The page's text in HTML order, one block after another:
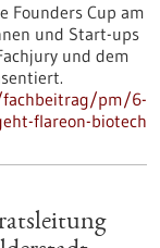
Founders Cup am
und Start-ups
und dem
pm/6-
flareon-biotech